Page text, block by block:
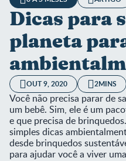
Dicas para
planeta
OUT 9, 2020 2MINS
Você não precisa parar de
um bebê. Sim, ele é um
e que precisa de
simples dicas
desde brinquedos
para ajudar você a viver